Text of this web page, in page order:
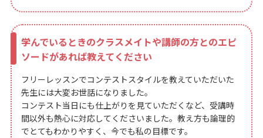
学んでいるときのクラスメイトや講師の方とのエピ
ソードがあれば教えてください
フリーレッスンでコンテストスタイルを教えていただいた
先生には大変お世話になりました。
コンテスト当日にも仕上がりを見ていただくなど、受講時
間以外も熱心に対応してくださいました。教え方も論理的
でとてもわかりやすく、今でも私の目標です。